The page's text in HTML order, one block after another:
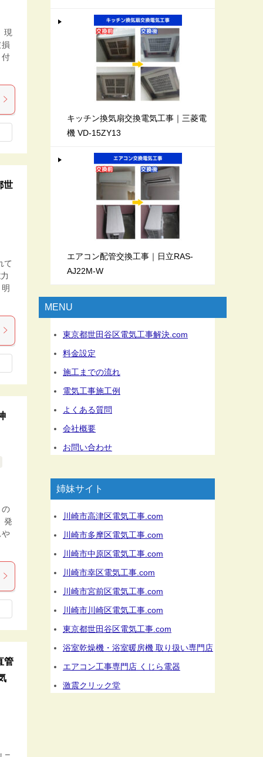
現
付
世
て
の
発
や
管
キッチン換気扇交換電気工事｜三菱電
機 VD-15ZY13
エアコン配管交換工事｜日立RAS-
AJ22M-W
MENU
東京都世田谷区電気工事解決.com
料金設定
施工までの流れ
電気工事施工例
よくある質問
会社概要
お問い合わせ
姉妹サイト
川崎市高津区電気工事.com
川崎市多摩区電気工事.com
川崎市中原区電気工事.com
川崎市幸区電気工事.com
川崎市宮前区電気工事.com
川崎市川崎区電気工事.com
東京都世田谷区電気工事.com
浴室乾燥機・浴室暖房機 取り扱い専門店
エアコン工事専門店 くじら電器
激震クリック堂